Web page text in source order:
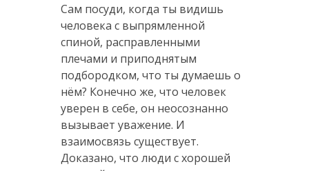
Сам посуди, когда ты видишь
человека с выпрямленной
спиной, расправленными
плечами и приподнятым
подбородком, что ты думаешь о
нём? Конечно же, что человек
уверен в себе, он неосознанно
вызывает уважение. И
взаимосвязь существует.
Доказано, что люди с хорошей